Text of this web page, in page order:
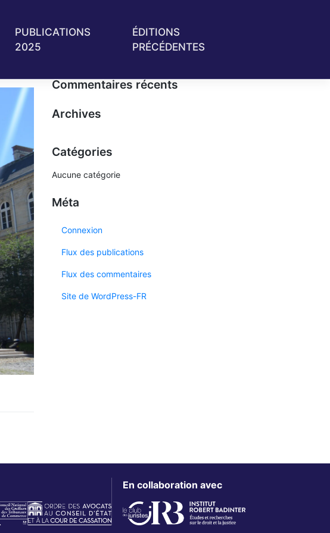
PUBLICATIONS
2025
ÉDITIONS
PRÉCÉDENTES
Commentaires récents
Archives
Catégories
Aucune catégorie
Méta
Connexion
Flux des publications
Flux des commentaires
Site de WordPress-FR
En collaboration avec